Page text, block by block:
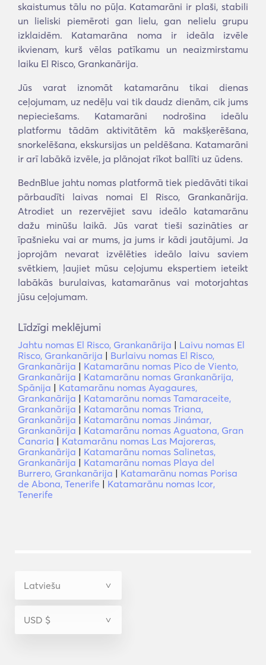
skaistumus tālu no pūļa. Katamarāni ir plaši, stabili
un lieliski piemēroti gan lielu, gan nelielu grupu
izklaidēm. Katamarāna noma ir ideāla izvēle
ikvienam, kurš vēlas patīkamu un neaizmirstamu
laiku El Risco, Grankanārija.
Jūs varat iznomāt katamarānu tikai dienas
ceļojumam, uz nedēļu vai tik daudz dienām, cik jums
nepieciešams. Katamarāni nodrošina ideālu
platformu tādām aktivitātēm kā makšķerēšana,
snorkelēšana, ekskursijas un peldēšana. Katamarāni
ir arī labākā izvēle, ja plānojat rīkot ballīti uz ūdens.
BednBlue jahtu nomas platformā tiek piedāvāti tikai
pārbaudīti laivas nomai El Risco, Grankanārija.
Atrodiet un rezervējiet savu ideālo katamarānu
dažu minūšu laikā. Jūs varat tieši sazināties ar
īpašnieku vai ar mums, ja jums ir kādi jautājumi. Ja
joprojām nevarat izvēlēties ideālo laivu saviem
svētkiem, ļaujiet mūsu ceļojumu ekspertiem ieteikt
labākās burulaivas, katamarānus vai motorjahtas
jūsu ceļojumam.
Līdzīgi meklējumi
Jahtu nomas El Risco, Grankanārija | Laivu nomas El
Risco, Grankanārija | Burlaivu nomas El Risco,
Grankanārija | Katamarānu nomas Pico de Viento,
Grankanārija | Katamarānu nomas Grankanārija,
Spānija | Katamarānu nomas Ayagaures,
Grankanārija | Katamarānu nomas Tamaraceite,
Grankanārija | Katamarānu nomas Triana,
Grankanārija | Katamarānu nomas Jinámar,
Grankanārija | Katamarānu nomas Aguatona, Gran
Canaria | Katamarānu nomas Las Majoreras,
Grankanārija | Katamarānu nomas Salinetas,
Grankanārija | Katamarānu nomas Playa del
Burrero, Grankanārija | Katamarānu nomas Porisa
de Abona, Tenerife | Katamarānu nomas Icor,
Tenerife